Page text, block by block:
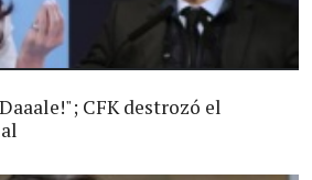
CFK destrozó el